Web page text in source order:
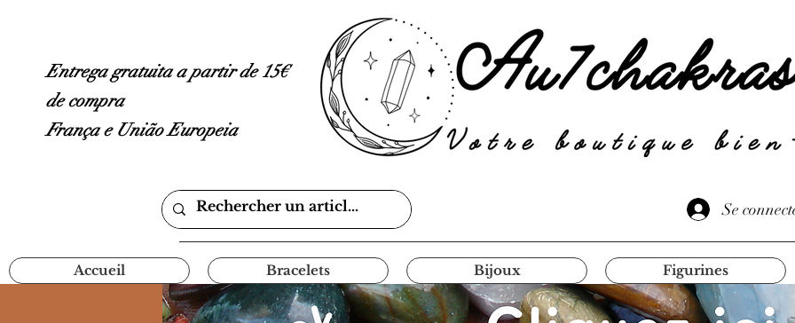
Entrega gratuita a partir de 15€
de compra
França e União Europeia
Se
Accueil Bracelets Bijoux Figurines